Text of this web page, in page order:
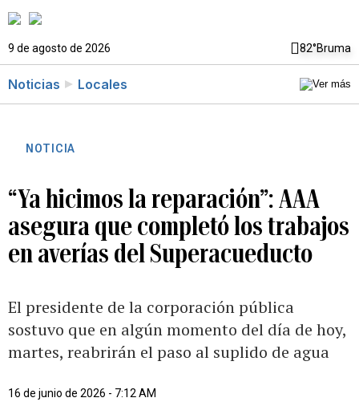
9 de agosto de 2026 82°Bruma
Noticias Locales
NOTICIA
“Ya hicimos la reparación”: AAA
asegura que completó los trabajos
en averías del Superacueducto
El presidente de la corporación pública
sostuvo que en algún momento del día de hoy,
martes, reabrirán el paso al suplido de agua
16 de junio de 2026 - 7:12 AM